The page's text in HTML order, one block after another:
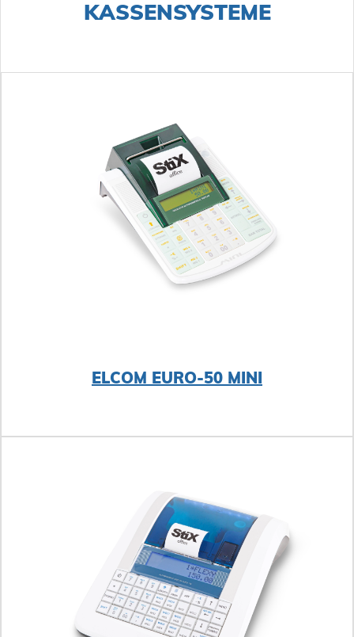
KASSENSYSTEME
ELCOM EURO-50 MINI